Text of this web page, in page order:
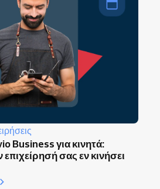
Business για κινητά:
επιχείρησή σας εν κινήσει